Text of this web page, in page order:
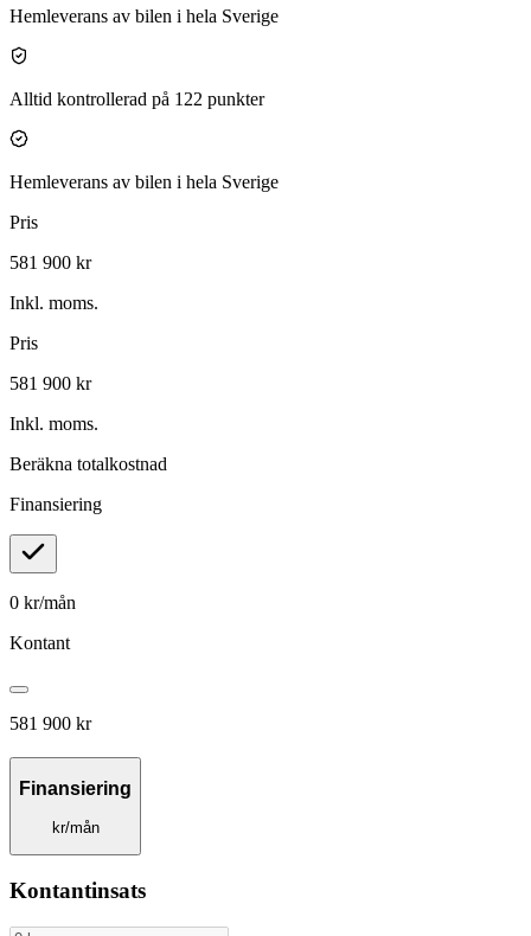
Hemleverans av bilen i hela Sverige
Alltid kontrollerad på 122 punkter
Hemleverans av bilen i hela Sverige
Pris
581 900 kr
Inkl. moms.
Pris
581 900 kr
Inkl. moms.
Beräkna totalkostnad
Finansiering
0 kr/mån
Kontant
581 900 kr
Finansiering
kr/mån
Kontantinsats